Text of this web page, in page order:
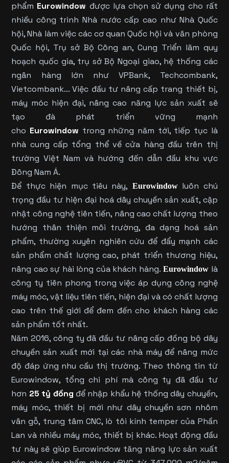
phẩm Eurowindow được lựa chọn sử dụng cho rất
nhiều công trình Nhà nước cấp cao như Nhà Quốc
hội, Nhà làm việc các cơ quan Quốc hội và văn phòng
Quốc hội, Trụ sở Bộ Công an, Cung Triển lãm quy
hoạch quốc gia, trụ sở Bộ Ngoại giao, hệ thống các
ngân hàng lớn như VPBank, Techcombank,
Vietcombank... Việc đầu tư nâng cấp trang thiết bị,
máy móc hiện đại, nâng cao năng lực sản xuất sẽ
tạo đà phát triển vững mạnh
cho Eurowindow trong những năm tới, tiếp tục là
nhà cung cấp tổng thể về cửa hàng đầu trên thị
trường Việt Nam và hướng đến dẫn đầu khu vực
Đông Nam Á.
Để thực hiện mục tiêu này, Eurowindowluôn chú
trọng đầu tư hiện đại hoá dây chuyền sản xuất, cập
nhật công nghệ tiên tiến, nâng cao chất lượng theo
hướng thân thiện môi trường, đa dạng hoá sản
phẩm, thường xuyên nghiên cứu để đẩy mạnh các
sản phẩm chất lượng cao, phát triển thương hiệu,
nâng cao sự hài lòng của khách hàng.Eurowindow là
công ty tiên phong trong việc áp dụng công nghệ
máy móc, vật liệu tiên tiến, hiện đại và có chất lượng
cao trên thế giới để đem đến cho khách hàng các
sản phẩm tốt nhất.
Năm 2016, công ty đã đầu tư nâng cấp đồng bộ dây
chuyền sản xuất mới tại các nhà máy để nâng mức
độ đáp ứng nhu cầu thị trường. Theo thông tin từ
Eurowindow, tổng chi phí mà công ty đã đầu tư
hơn 25 tỷ đồng để nhập khẩu hệ thống dây chuyền,
máy móc, thiết bị mới như dây chuyền sơn nhôm
vân gỗ, trung tâm CNC, lò tôi kính temper của Phần
Lan và nhiều máy móc, thiết bị khác. Hoạt động đầu
tư này sẽ giúp Eurowindow tăng năng lực sản xuất